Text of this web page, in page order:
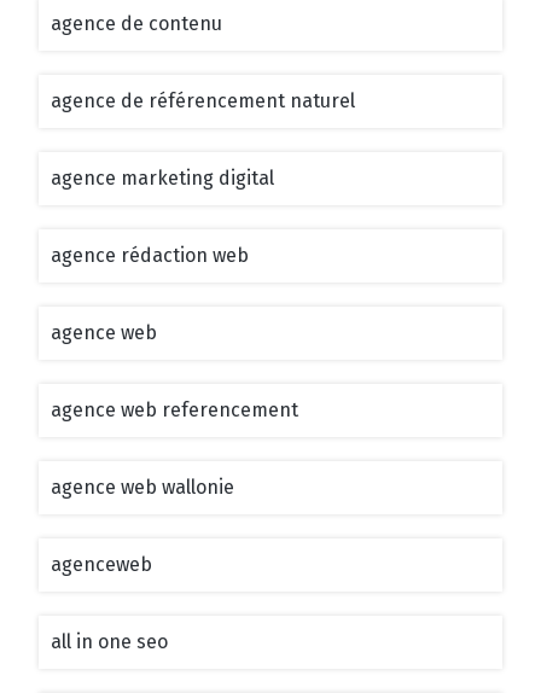
agence de contenu
agence de référencement naturel
agence marketing digital
agence rédaction web
agence web
agence web referencement
agence web wallonie
agenceweb
all in one seo